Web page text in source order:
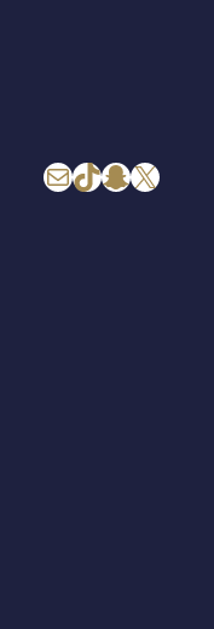
إكس
سناب شاتتيك توكبريد